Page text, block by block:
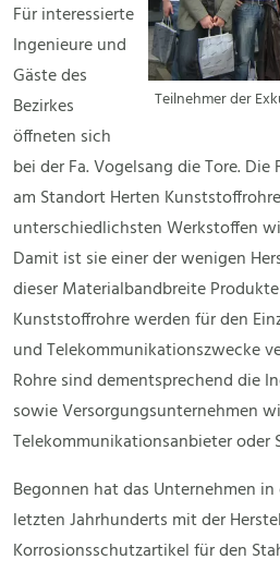
Teilnehmer der
Für interessierte
Ingenieure und
Gäste des
Bezirkes
öffneten sich
bei der Fa. Vogelsang die Tore.
am Standort Herten
unterschiedlichsten Werkstoffen
Damit ist sie einer der wenigen
dieser Materialbandbreite
Kunststoffrohre werden für den
und Telekommunikationszwecke
Rohre sind dementsprechend die
sowie Versorgungsunternehmen
Telekommunikationsanbieter oder
Begonnen hat das Unternehmen
letzten Jahrhunderts mit der
Korrosionsschutzartikel für den